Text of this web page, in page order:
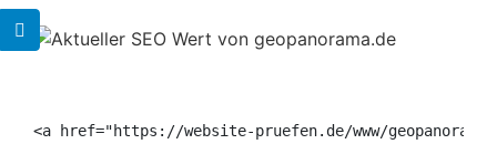
<a href="https://website-pruefen.de/www/